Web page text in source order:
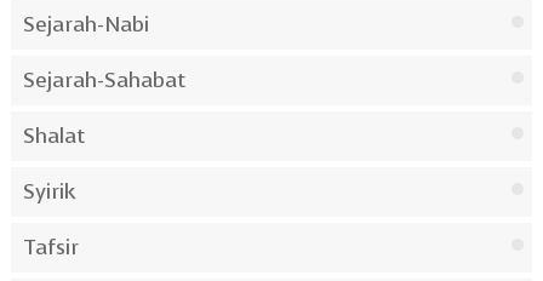
Sejarah-Nabi
Sejarah-Sahabat
Shalat
Syirik
Tafsir